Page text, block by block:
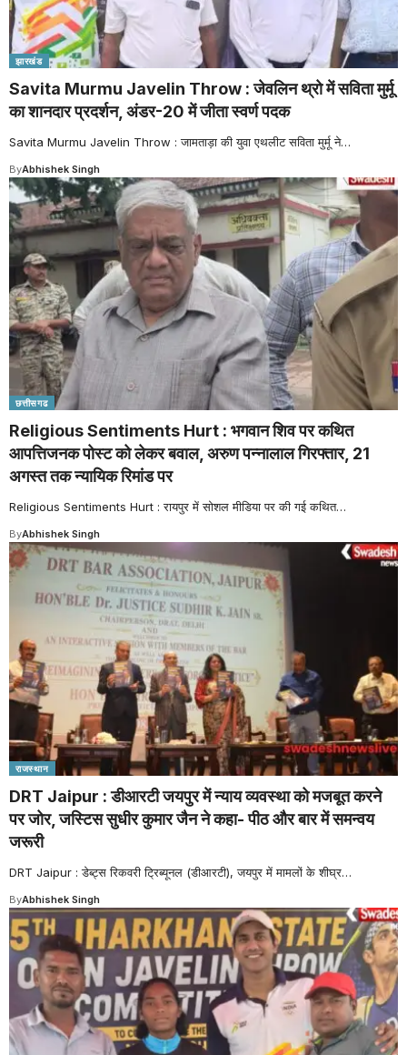
झारखंड
Savita Murmu Javelin Throw : जेवलिन थ्रो में सविता मुर्मू
का शानदार प्रदर्शन, अंडर-20 में जीता स्वर्ण पदक
Savita Murmu Javelin Throw : जामताड़ा की युवा एथलीट सविता मुर्मू ने…
ByAbhishek Singh
छत्तीसगढ
Religious Sentiments Hurt : भगवान शिव पर कथित
आपत्तिजनक पोस्ट को लेकर बवाल, अरुण पन्नालाल गिरफ्तार, 21
अगस्त तक न्यायिक रिमांड पर
Religious Sentiments Hurt : रायपुर में सोशल मीडिया पर की गई कथित…
ByAbhishek Singh
राजस्थान
DRT Jaipur : डीआरटी जयपुर में न्याय व्यवस्था को मजबूत करने
पर जोर, जस्टिस सुधीर कुमार जैन ने कहा- पीठ और बार में समन्वय
जरूरी
DRT Jaipur : डेब्ट्स रिकवरी ट्रिब्यूनल (डीआरटी), जयपुर में मामलों के शीघ्र…
ByAbhishek Singh